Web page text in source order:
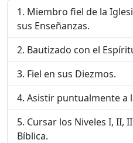
Miembro fiel de la
sus Enseñanzas.
Bautizado con el
Fiel en sus Diezmos.
Asistir puntualmente a
Cursar los Niveles I, II,
Bíblica.